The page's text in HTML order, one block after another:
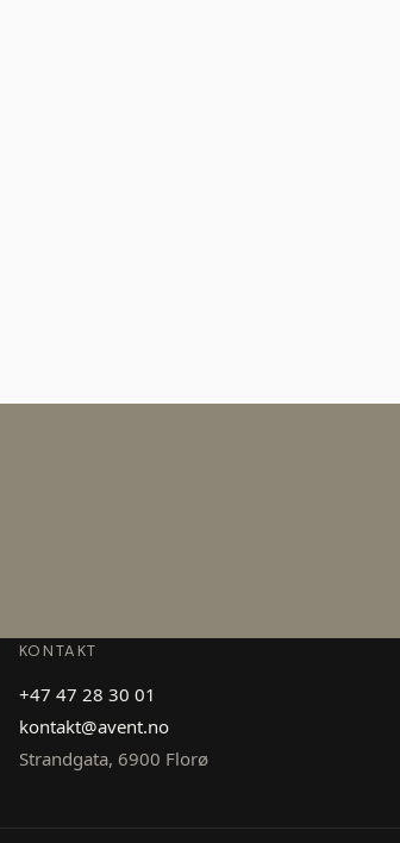
KONTAKT
+47 47 28 30 01
kontakt@avent.no
Strandgata, 6900 Florø